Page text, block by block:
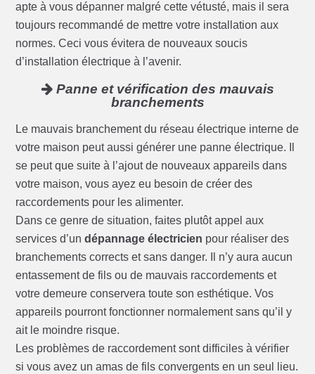
apte à vous dépanner malgré cette vétusté, mais il sera
toujours recommandé de mettre votre installation aux
normes. Ceci vous évitera de nouveaux soucis
d’installation électrique à l’avenir.
Panne et vérification des mauvais
branchements
Le mauvais branchement du réseau électrique interne de
votre maison peut aussi générer une panne électrique. Il
se peut que suite à l’ajout de nouveaux appareils dans
votre maison, vous ayez eu besoin de créer des
raccordements pour les alimenter.
Dans ce genre de situation, faites plutôt appel aux
services d’undépannage électricien pour réaliser des
branchements corrects et sans danger. Il n’y aura aucun
entassement de fils ou de mauvais raccordements et
votre demeure conservera toute son esthétique. Vos
appareils pourront fonctionner normalement sans qu’il y
ait le moindre risque.
Les problèmes de raccordement sont difficiles à vérifier
si vous avez un amas de fils convergents en un seul lieu.